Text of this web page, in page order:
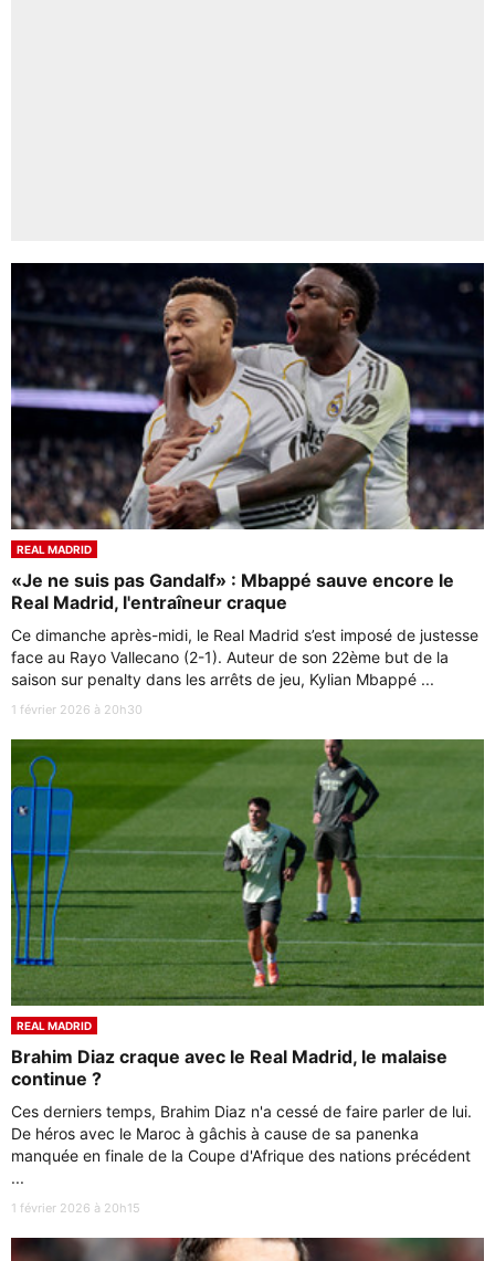
REAL MADRID
«Je ne suis pas Gandalf» : Mbappé sauve encore le
Real Madrid, l'entraîneur craque
Ce dimanche après-midi, le Real Madrid s’est imposé de justesse
face au Rayo Vallecano (2-1). Auteur de son 22ème but de la
saison sur penalty dans les arrêts de jeu, Kylian Mbappé ...
1 février 2026 à 20h30
REAL MADRID
Brahim Diaz craque avec le Real Madrid, le malaise
continue ?
Ces derniers temps, Brahim Diaz n'a cessé de faire parler de lui.
De héros avec le Maroc à gâchis à cause de sa panenka
manquée en finale de la Coupe d'Afrique des nations précédent
...
1 février 2026 à 20h15